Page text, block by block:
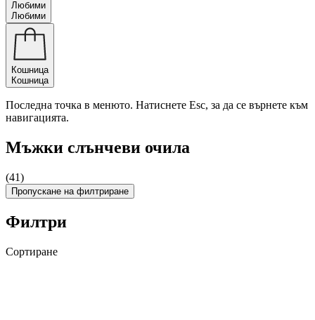
Любими
Любими
Кошница
Кошница
Последна точка в менюто. Натиснете Esc, за да се върнете към
навигацията.
Мъжки слънчеви очила
(41)
Пропускане на филтриране
Филтри
Сортиране